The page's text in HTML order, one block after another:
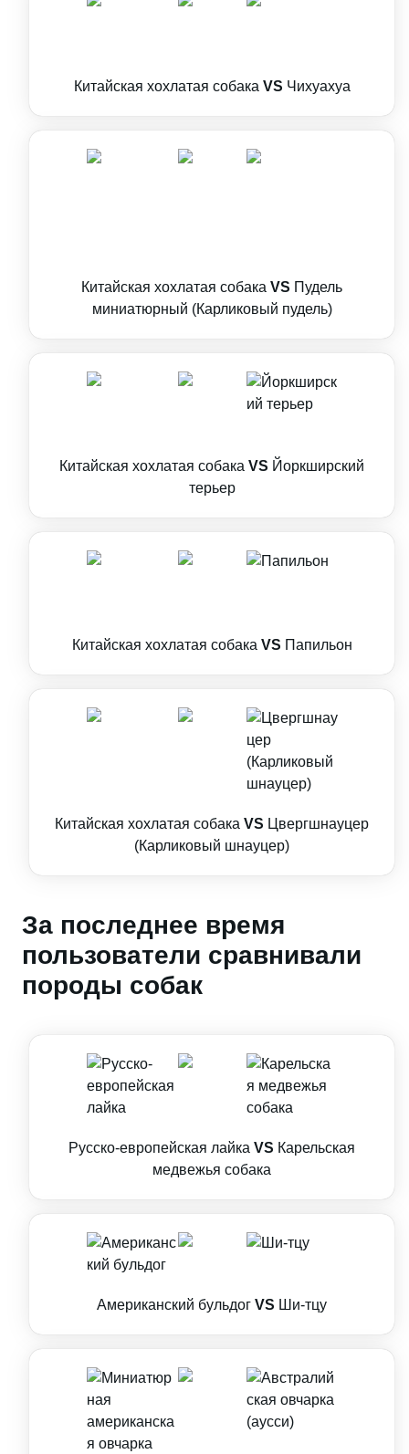
Китайская хохлатая собака VS Чихуахуа
Китайская хохлатая собака VS Пудель
миниатюрный (Карликовый пудель)
Китайская хохлатая собака VS Йоркширский
терьер
Китайская хохлатая собака VS Папильон
Китайская хохлатая собака VS Цвергшнауцер
(Карликовый шнауцер)
За последнее время
пользователи сравнивали
породы собак
Русско-европейская лайка VS Карельская
медвежья собака
Американский бульдог VS Ши-тцу